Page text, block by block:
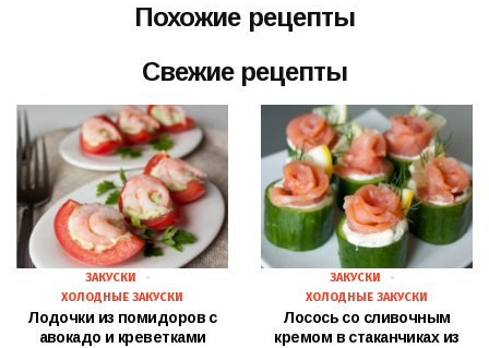
Похожие рецепты
Свежие рецепты
ЗАКУСКИ
ХОЛОДНЫЕ ЗАКУСКИ
Лодочки из помидоров с
авокадо и креветками
ЗАКУСКИ
ХОЛОДНЫЕ ЗАКУСКИ
Лосось со сливочным
кремом в стаканчиках из